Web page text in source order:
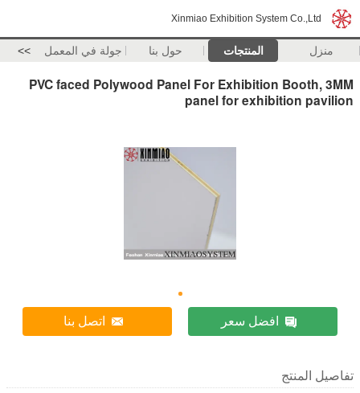
Xinmiao Exhibition System Co.,Ltd
منزل المنتجات حول بنا جولة في المعمل >>
PVC faced Polywood Panel For Exhibition Booth, 3MM
panel for exhibition pavilion
افضل سعر اتصل بنا
تفاصيل المنتج